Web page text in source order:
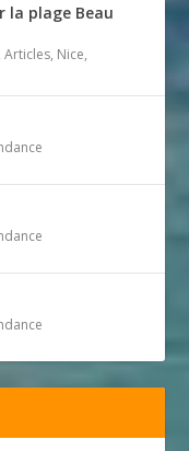
la plage Beau
,Articles, Nice,